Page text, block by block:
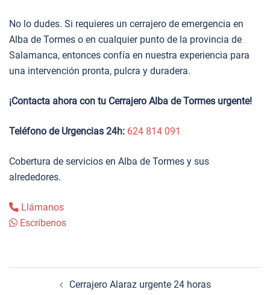
No lo dudes. Si requieres un cerrajero de emergencia en
Alba de Tormes o en cualquier punto de la provincia de
Salamanca, entonces confía en nuestra experiencia para
una intervención pronta, pulcra y duradera.
¡Contacta ahora con tu Cerrajero Alba de Tormes urgente!
Teléfono de Urgencias 24h: 624 814 091
Cobertura de servicios en Alba de Tormes y sus
alrededores.
Llámanos
Escríbenos
Cerrajero Alaraz urgente 24 horas